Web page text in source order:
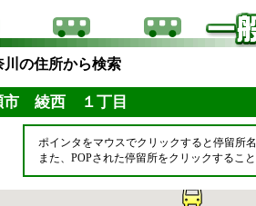
川の住所から検索
市 綾西 １丁目
ポインタをマウスでクリックすると停留所
また、POPされた停留所をクリックするこ